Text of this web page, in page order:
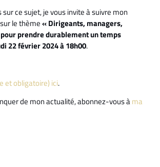
sur ce sujet, je vous invite à suivre mon
sur le thème« Dirigeants, managers,
prendre durablement un temps
22 février 2024 à 18h00.
et obligatoire) ici.
de mon actualité, abonnez-vous àma